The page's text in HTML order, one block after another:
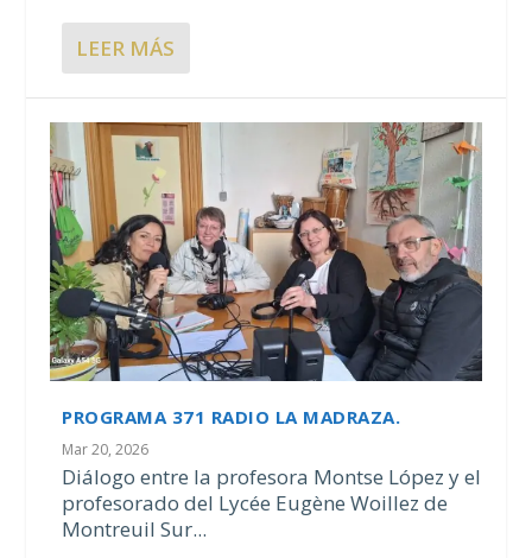
LEER MÁS
PROGRAMA 371 RADIO LA MADRAZA.
Mar 20, 2026
Diálogo entre la profesora Montse López y el
profesorado del Lycée Eugène Woillez de
Montreuil Sur...